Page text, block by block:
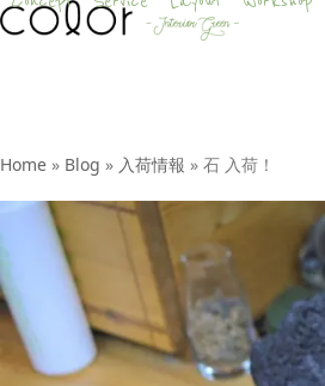
Home » Blog » 入荷情報 » 石 入荷！